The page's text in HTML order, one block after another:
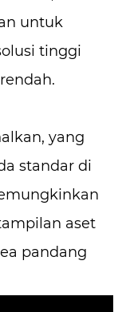
untuk
tinggi
yang
standar di
aset
pandang